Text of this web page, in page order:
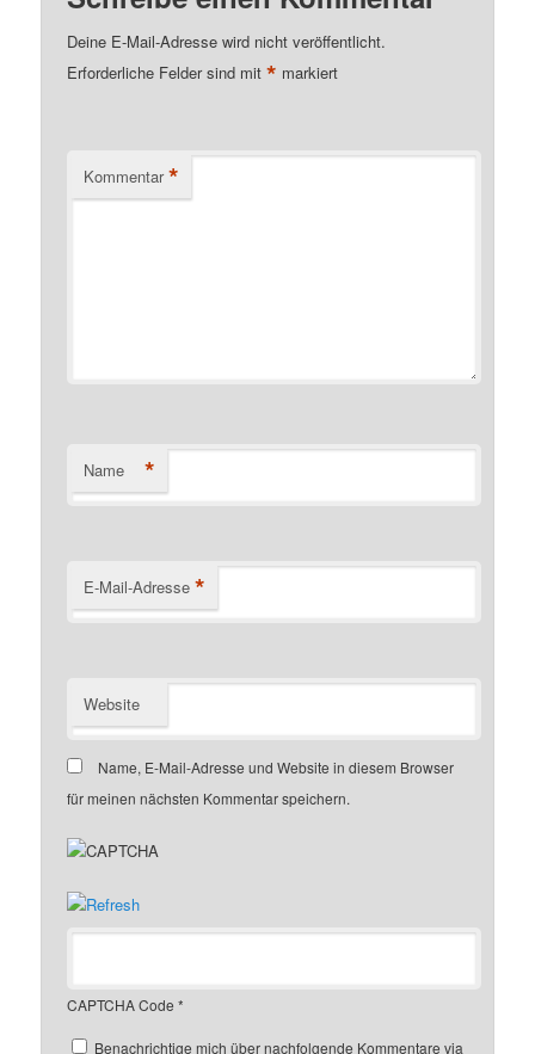
Deine E-Mail-Adresse wird nicht veröffentlicht.
Erforderliche Felder sind mit* markiert
Kommentar *
Name *
E-Mail-Adresse *
Website
Name, E-Mail-Adresse und Website in diesem Browser
für meinen nächsten Kommentar speichern.
CAPTCHA Code *
Benachrichtige mich über nachfolgende Kommentare via